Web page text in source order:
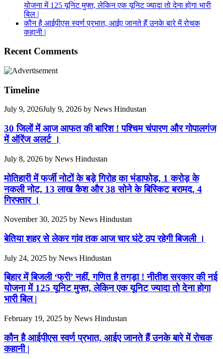
योजना में 125 यूनिट मुफ्त, लेकिन एक यूनिट ज्यादा तो देना होगा भारी
बिल |
कौन है आईपीएस स्वर्ण प्रभात, आईए जानते हैं उनके बारे में रोचक
कहानी |
Recent Comments
Timeline
July 9, 2026July 9, 2026 by News Hindustan
30 जिलों में आज आफत की बारिश ! पश्चिम चंपारण और गोपालगंज
में ऑरेंज अलर्ट ।
July 8, 2026 by News Hindustan
मोतिहारी में फर्जी नोटों के बड़े गिरोह का भंडाफोड़, 1 करोड़ के
नकली नोट, 13 लाख कैश और 38 सोने के बिस्किट बरामद, 4
गिरफ्तार ।
November 30, 2025 by News Hindustan
बेतिया शहर से लेकर गांव तक आज चार घंटे ठप रहेगी बिजली ।
July 24, 2025 by News Hindustan
बिहार में बिजली ‘फ्री’ नहीं, गणित है तगड़ा ! नीतीश सरकार की नई
योजना में 125 यूनिट मुफ्त, लेकिन एक यूनिट ज्यादा तो देना होगा
भारी बिल |
February 19, 2025 by News Hindustan
कौन है आईपीएस स्वर्ण प्रभात, आईए जानते हैं उनके बारे में रोचक
कहानी |